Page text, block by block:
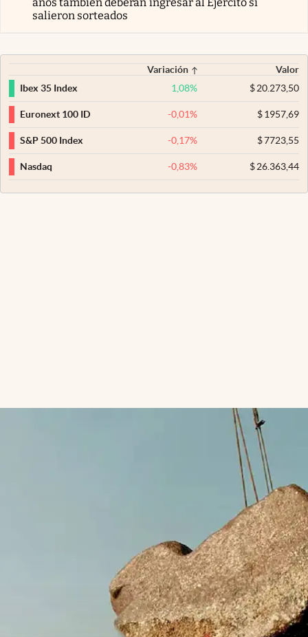
salieron sorteados
Variación
Valor
Ibex 35 Index
1,08% $20.273,50
Euronext 100 ID -0,01% $1957,69
S&P 500 Index -0,17% $7723,55
Nasdaq -0,83% $26.363,44